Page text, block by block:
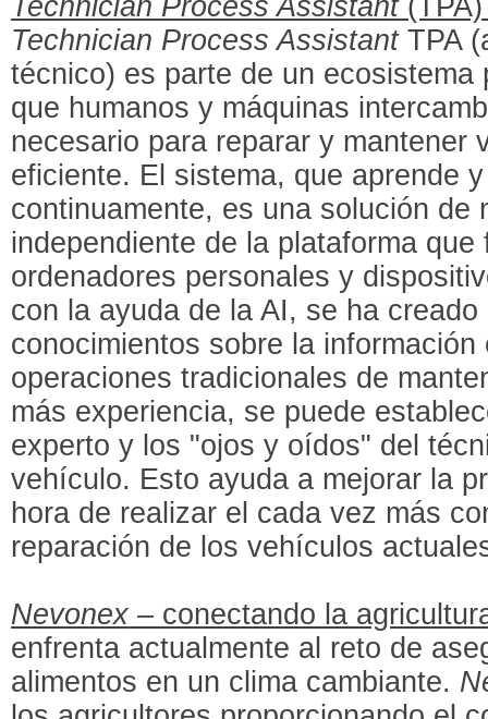
Technician Process AssistantTPA
técnico) es parte de un
que humanos y máquinas
necesario para reparar y mantener
eficiente. El sistema, que aprende
continuamente, es una solución de
independiente de la plataforma
ordenadores personales y
con la ayuda de la AI, se ha
conocimientos sobre la
operaciones tradicionales de
más experiencia, se puede
experto y los "ojos y oídos" del
vehículo. Esto ayuda a mejorar la
hora de realizar el cada vez más
reparación de los vehículos
Nevonex – conectando la
enfrenta actualmente al reto de
alimentos en un clima cambiante.